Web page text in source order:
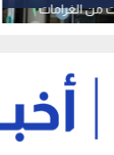
من الغرامات